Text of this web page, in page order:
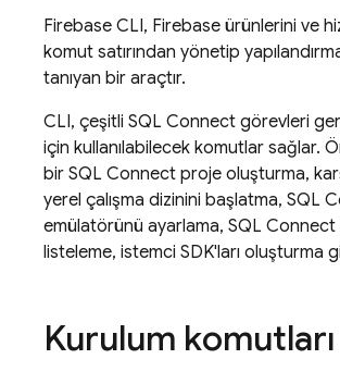
Firebase CLI, Firebase ürünlerini ve
komut satırından yönetip
tanıyan bir araçtır.
CLI, çeşitli SQL Connect görevleri
için kullanılabilecek komutlar sağlar.
bir SQL Connect proje oluşturma,
yerel çalışma dizinini başlatma, SQL
emülatörünü ayarlama, SQL Connect
listeleme, istemci SDK'ları oluşturma
Kurulum komutları